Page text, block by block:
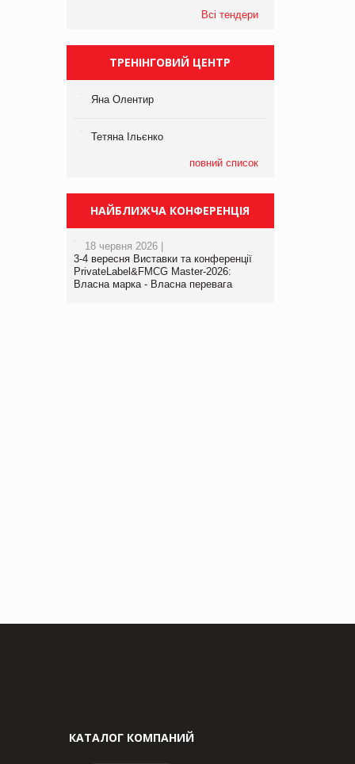
Всі тендери
ТРЕНІНГОВИЙ ЦЕНТР
Яна Олентир
Тетяна Ільєнко
повний список
НАЙБЛИЖЧА КОНФЕРЕНЦІЯ
18 червня 2026 |
3-4 вересня Виставки та конференції
PrivateLabel&FMCG Master-2026:
Власна марка - Власна перевага
КАТАЛОГ КОМПАНИЙ